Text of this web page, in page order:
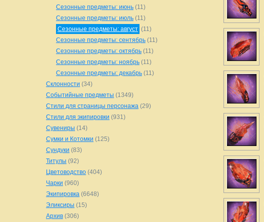
Сезонные предметы: июнь (11)
Сезонные предметы: июль (11)
Сезонные предметы: август (11)
Сезонные предметы: сентябрь (11)
Сезонные предметы: октябрь (11)
Сезонные предметы: ноябрь (11)
Сезонные предметы: декабрь (11)
Склонности (34)
Событийные предметы (1349)
Стили для страницы персонажа (29)
Стили для экипировки (931)
Сувениры (14)
Сумки и Котомки (125)
Сундуки (83)
Титулы (92)
Цветоводство (404)
Чарки (960)
Экипировка (6648)
Эликсиры (15)
Архив (306)